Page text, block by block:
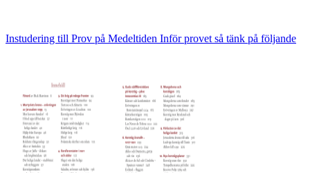
Instudering till Prov på Medeltiden Inför provet så tänk på följande